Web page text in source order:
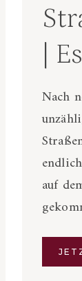
|
Nach
auf